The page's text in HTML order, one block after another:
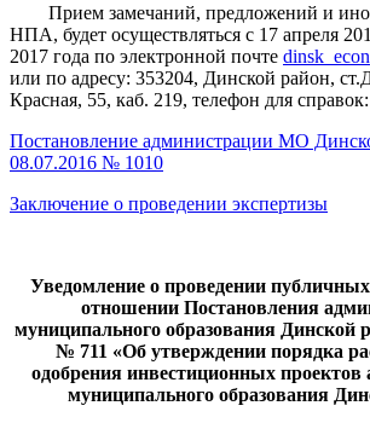
Прием замечаний, предложений и
НПА, будет осуществляться с 17 апреля
2017 года по электронной почте
или по адресу: 353204, Динской район,
Красная, 55, каб. 219, телефон для
Постановление администрации МО
08.07.2016 № 1010
Заключение о проведении экспертизы
Уведомление о проведении
отношении Постановления
муниципального образования Динской
№ 711 «Об утверждении порядка
одобрения инвестиционных проектов
муниципального образования